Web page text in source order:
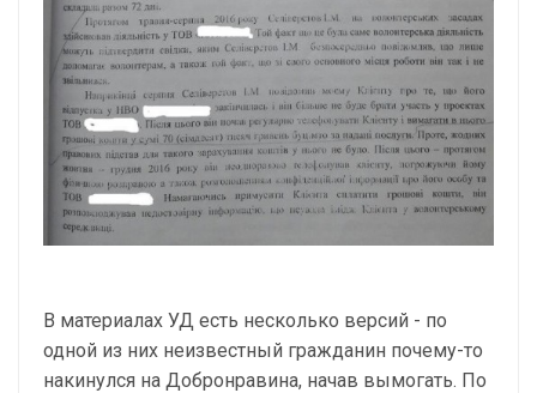
В материалах УД есть несколько версий - по
одной из них неизвестный гражданин почему-то
накинулся на Добронравина, начав вымогать. По